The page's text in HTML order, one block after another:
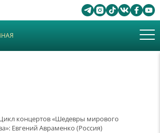
концертов «Шедевры мирового
Евгений Авраменко (Россия)